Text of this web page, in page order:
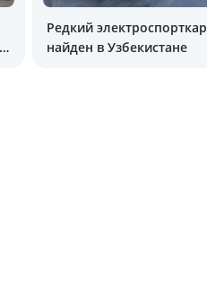
Редкий электроспорткар
найден в Узбекистане